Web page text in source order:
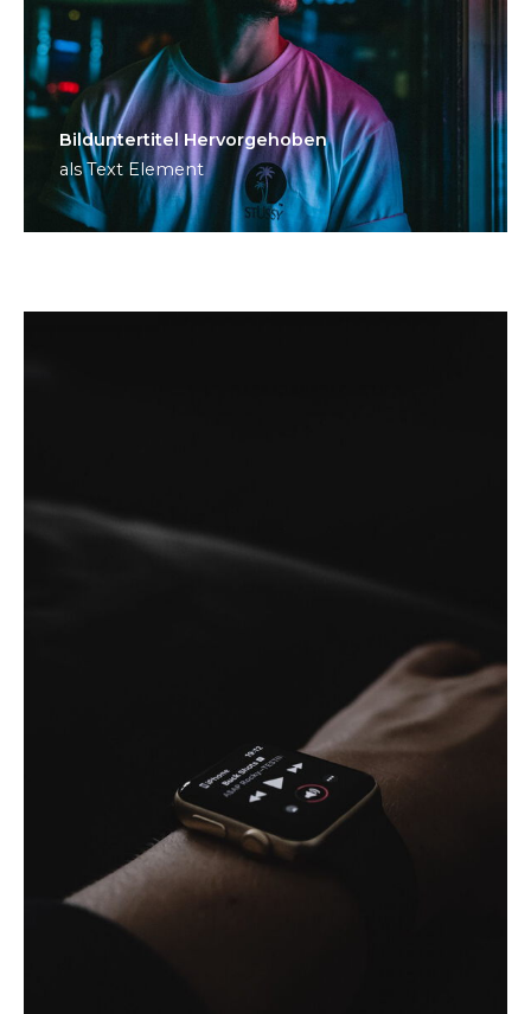
Bild­unter­titel Hervorgehoben
als Text Element